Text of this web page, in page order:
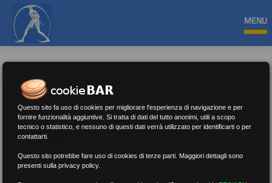
MENU
ARCHIVIO
Questo sito fa uso di cookies per migliorare l'esperienza di navigazione e per
fornire funzionalità aggiuntive. Si tratta di dati del tutto anonimi, utili a scopo
tecnico o statistico, e nessuno di questi dati verrà utilizzato per identificarti o per
contattarti.
Questo sito potrebbe fare uso di cookies di terze parti. Maggiori dettagli sono
presenti sulla privacy policy.